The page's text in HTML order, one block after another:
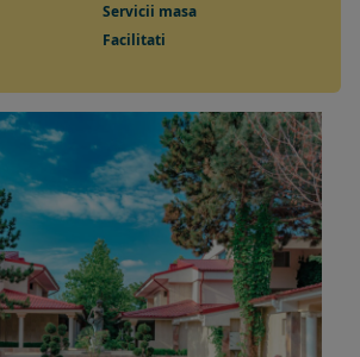
Servicii masa
Facilitati